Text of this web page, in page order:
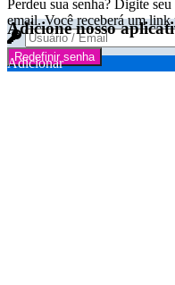
Perdeu sua senha? Digite
email. Você receberá um
Redefinir senha
Adicione nosso
Adicionar